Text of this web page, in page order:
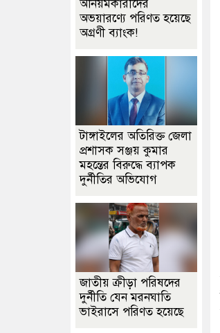
অনিয়মকারীদের
অভয়ারণ্যে পরিণত হয়েছে
অগ্রণী ব্যাংক!
টাঙ্গাইলের অতিরিক্ত জেলা
প্রশাসক সঞ্জয় কুমার
মহন্তের বিরুদ্ধে ব্যাপক
দুর্নীতির অভিযোগ
জাতীয় ক্রীড়া পরিষদের
দুর্নীতি যেন মরনঘাতি
ভাইরাসে পরিণত হয়েছে